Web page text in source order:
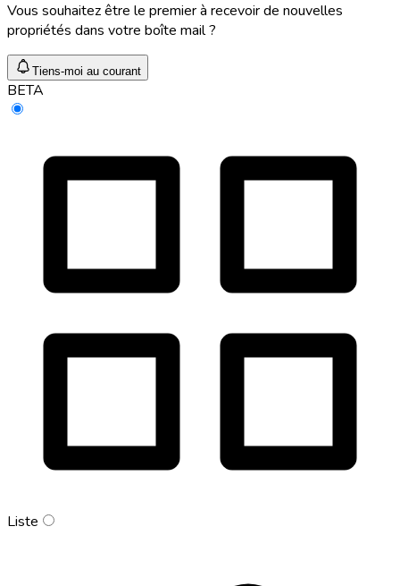
Vous souhaitez être le premier à recevoir de nouvelles
propriétés dans votre boîte mail ?
Tiens-moi au courant
BETA
Liste